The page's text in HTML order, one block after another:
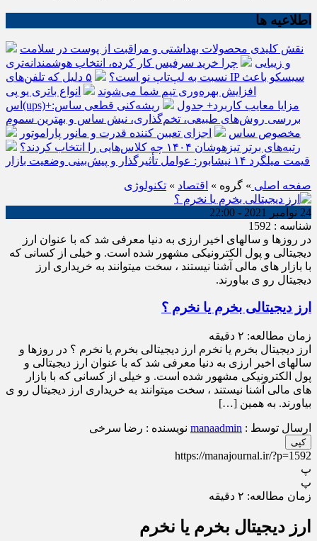
اطلاعیه ها
نقش کلیدی محصولات بهداشتی و مراقبت از پوست در سلامت
و زیبایی
چرا خرید سرفیس کار کرده، انتخاب هوشمندانه‌تری
نسبت به لپ‌تاپ نو است؟
۵ دلیل که تلفن‌های IP سیسکو باعث
افزایش بهره‌وری تیم شما می‌شوند
انواع باتری یو پی
اس(ups)+مزایا معایب کاربرد+ جدول
ریشه‌کنی قطعی ساس:
بررسی روش‌های طبیعی، تخم‌گذاری، نیش ساس و بهترین سموم
مخصوص ساس
اجزای تعیین کننده قدرت و مانور پاراموتور
رتبه‌های برتر تیزهوشان ۱۴۰۴ چه کلاس‌هایی را انتخاب کردند؟
قیمت میلگرد ۱۴ نیشابور: عوامل تأثیرگذار و پیش‌بینی وضعیت بازار
صفحه اصلی » گروه » اقتصاد » تکنولوژی
24 نوامبر 2021 - 22:00
شناسه : 1592
در روزها و سالهای اخیر ارزی به دنیا معرفی شد که با عنوان ارز
دیجیتالی و پول الکترونیکی مشهور شده است. و خیلی از کسانی که
با بازار های مالی آشنا نیستند ، سخت میتوانند به خریداری ارز
دیجیتال رو ی بیاورند.
ارز دیجیتالی بخرم یا نخرم ؟
زمان مطالعه: ۲ دقیقه
ارز دیجیتال بخرم یا نخرم ارز دیجیتالی بخرم یا نخرم ؟ در روزها و
سالهای اخیر ارزی به دنیا معرفی شد که با عنوان ارز دیجیتالی و
پول الکترونیکی مشهور شده است. و خیلی از کسانی که با بازار
های مالی آشنا نیستند ، سخت میتوانند به خریداری ارز دیجیتال رو ی
بیاورند. به همین […]
ارسال توسط : manaadmin نویسنده : رضا سرخی
کپی
https://manajournal.ir/?p=1592
پ
پ
زمان مطالعه: ۲ دقیقه
ارز دیجیتال بخرم یا نخرم